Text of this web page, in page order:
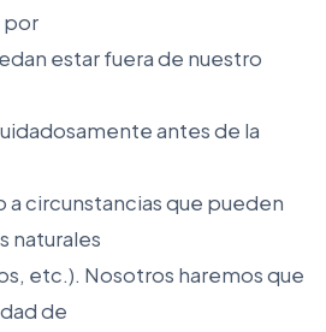
por
estar fuera de nuestro
antes de la
circunstancias que pueden
naturales
etc.). Nosotros haremos que
de